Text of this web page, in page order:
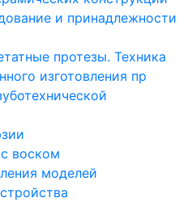
и принадлежности
протезы. Техника
изготовления пр
воском
моделей